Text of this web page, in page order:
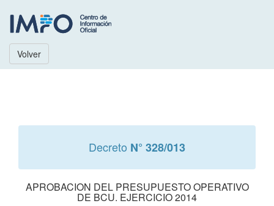
Volver
Decreto N° 328/013
APROBACION DEL PRESUPUESTO OPERATIVO
DE BCU. EJERCICIO 2014